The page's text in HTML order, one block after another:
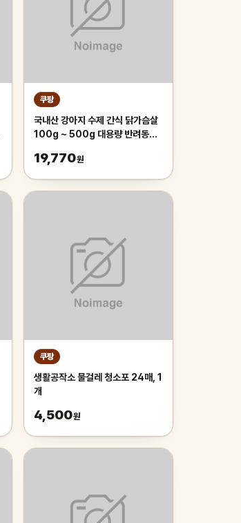
쿠팡
국내산 강아지 수제 간식 닭가슴살
100g ~ 500g 대용량 반려동물
개
19,770원
쿠팡
생활공작소 물걸레 청소포 24매, 1
개
4,500원